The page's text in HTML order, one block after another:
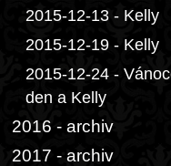
2015-12-13 - Kelly
2015-12-19 - Kelly
2015-12-24 -
den a Kelly
2016 - archiv
2017 - archiv